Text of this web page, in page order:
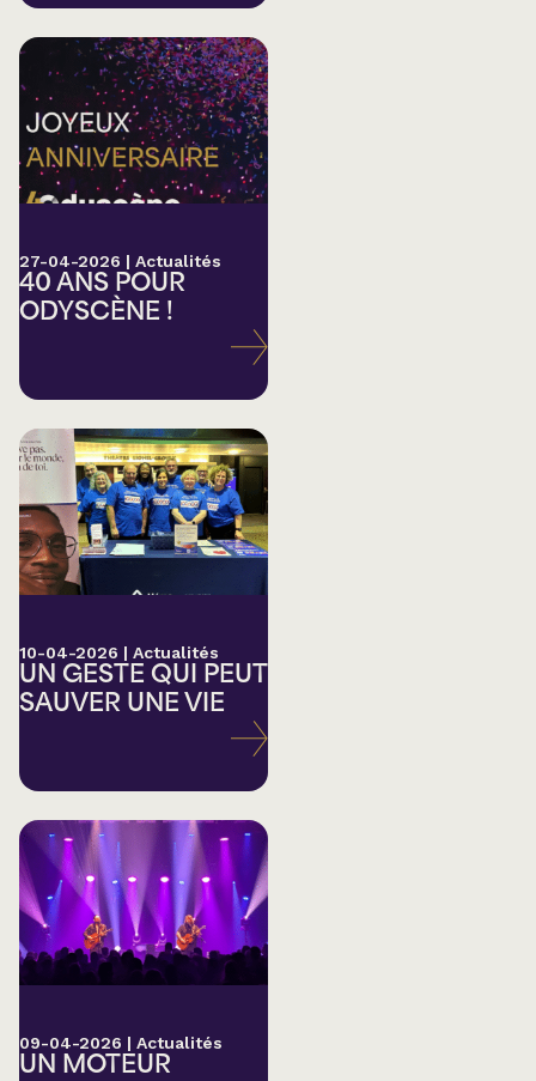
27-04-2026 | Actualités
40 ANS POUR
ODYSCÈNE !
10-04-2026 | Actualités
UN GESTE QUI PEUT
SAUVER UNE VIE
09-04-2026 | Actualités
UN MOTEUR